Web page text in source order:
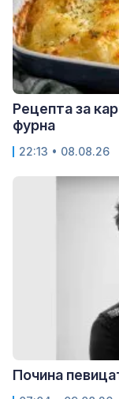
Рецепта за
фурна
22:13 • 08.08.26
Почина